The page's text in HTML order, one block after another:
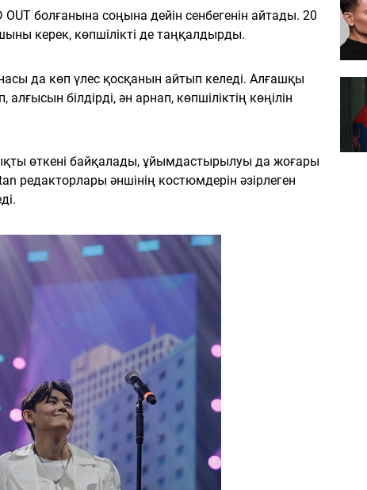
болғанына соңына дейін сенбегенін айтады. 20
керек, көпшілікті де таңқалдырды.
да көп үлес қосқанын айтып келеді. Алғашқы
білдірді, ән арнап, көпшіліктің көңілін
өткені байқалады, ұйымдастырылуы да жоғары
редакторлары әншінің костюмдерін әзірлеген